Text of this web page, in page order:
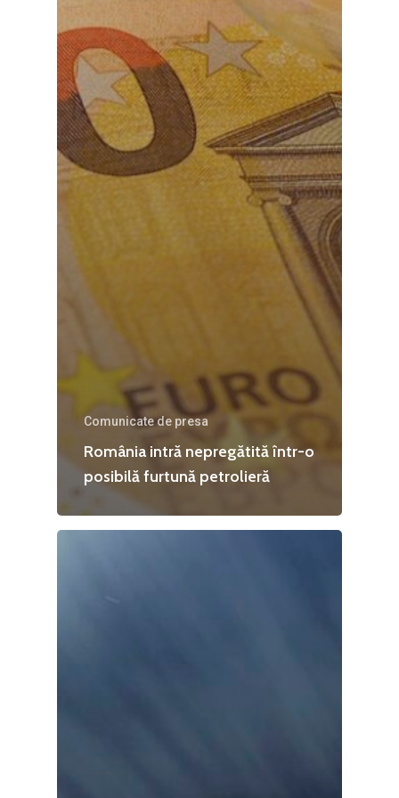
Comunicate de presa
România intră nepregătită într-o
posibilă furtună petrolieră
Decembrie 2015
Mai 2015
Martie 2015
Agribusiness
Energia
Construcții și
pentru o Românie